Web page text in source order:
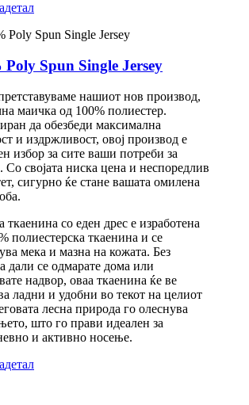
детал
Poly Spun Single Jersey
нашиот нов производ,
маичка од 100% полиестер.
да обезбеди максимална
и издржливост, овој производ е
избор за сите ваши потреби за
Со својата ниска цена и неспоредлив
сигурно ќе стане вашата омилена
ткаенина со еден дрес е изработена
полиестерска ткаенина и се
мека и мазна на кожата. Без
дали се одмарате дома или
надвор, оваа ткаенина ќе ве
ладни и удобни во текот на целиот
лесна природа го олеснува
што го прави идеален за
и активно носење.
детал